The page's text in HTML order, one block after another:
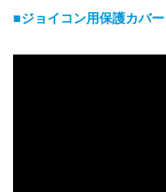
■ジョイコン用保護カバー